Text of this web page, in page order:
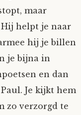
maar
Hij helpt je naar
hij je billen
je bijna in
en dan
Je kijkt hem
zo verzorgd te